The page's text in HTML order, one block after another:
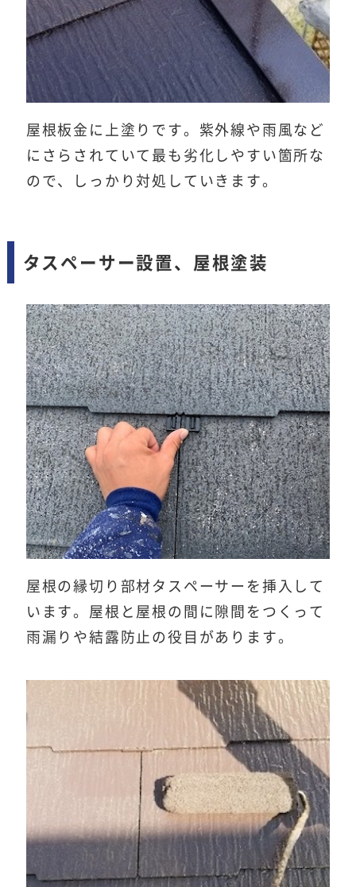
屋根板金に上塗りです。紫外線や雨風など
にさらされていて最も劣化しやすい箇所な
ので、しっかり対処していきます。
タスペーサー設置、屋根塗装
屋根の縁切り部材タスペーサーを挿入して
います。屋根と屋根の間に隙間をつくって
雨漏りや結露防止の役目があります。